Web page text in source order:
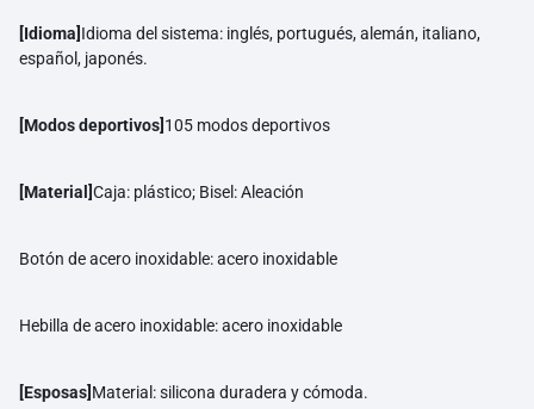
[Idioma] Idioma del sistema: inglés, portugués, alemán, italiano,
español, japonés.
[Modos deportivos] 105 modos deportivos
[Material]Caja: plástico; Bisel: Aleación
Botón de acero inoxidable: acero inoxidable
Hebilla de acero inoxidable: acero inoxidable
[Esposas] Material: silicona duradera y cómoda.